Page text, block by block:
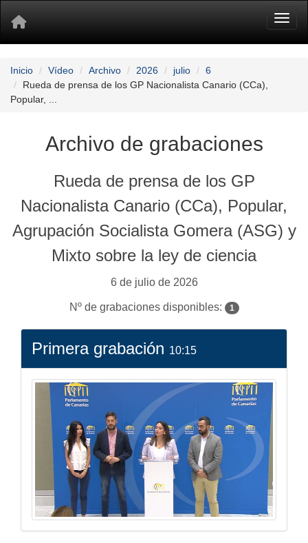
Inicio Vídeo Archivo 2026 julio
6
Rueda de prensa de los GP Nacionalista Canario (CCa),
Popular, ...
Archivo de grabaciones
Rueda de prensa de los GP
Nacionalista Canario (CCa), Popular,
Agrupación Socialista Gomera (ASG) y
Mixto sobre la ley de ciencia
6 de julio de 2026
Nº de grabaciones disponibles: 1
Primera grabación 10:15